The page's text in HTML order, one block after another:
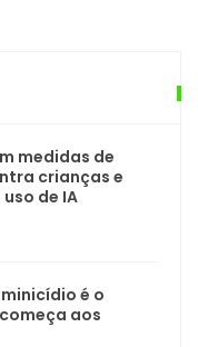
medidas de
crianças e
de IA
é o
aos